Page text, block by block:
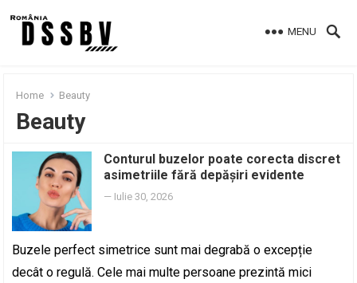
MENU
Home Beauty
Beauty
Conturul buzelor poate corecta discret
asimetriile fără depășiri evidente
— Iulie 30, 2026
Buzele perfect simetrice sunt mai degrabă o excepție
decât o regulă. Cele mai multe persoane prezintă mici